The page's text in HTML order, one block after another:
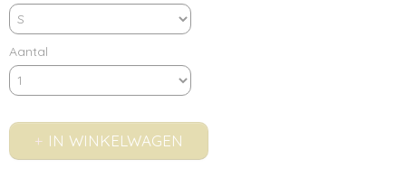
Aantal
IN WINKELWAGEN